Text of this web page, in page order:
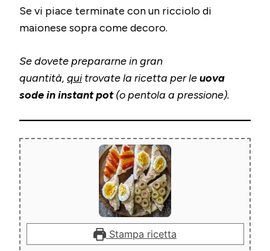
Se vi piace terminate con un ricciolo di
maionese sopra come decoro.
Se dovete prepararne in gran
quantità, quitrovate la ricetta per leuova
sode in instant pot(o pentola a pressione).
Stampa ricetta